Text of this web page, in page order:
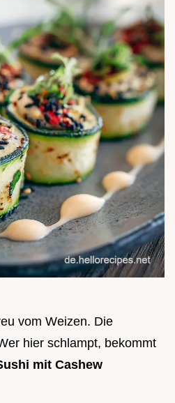
vom Weizen. Die
hier schlampt, bekommt
mit Cashew